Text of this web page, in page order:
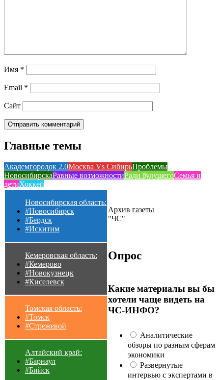
Имя *
Email *
Сайт
Главные темы
Академгородок 2.0Москва Vs СибирьПроблемы
НовосибирскаРавные возможностиРади будущегоСемья и
детиХоккей
Новосибирская область:
#Новосибирск
#Бердск
#Искитим
Кемеровская область:
#Кемерово
#Новокузнецк
#Киселевск
Томская область:
#Томск
#Стрежевой
Алтайский край:
#Барнаул
#Бийск
Архив газеты
"ЧС"
Опрос
Какие материалы вы бы
хотели чаще видеть на
ЧС-ИНФО?
Аналитические
обзоры по разным сферам
экономики
Развернутые
интервью с экспертами в